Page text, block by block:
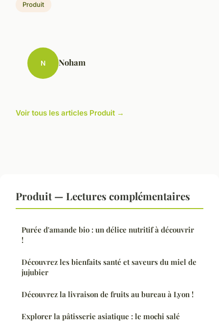
Produit
N Noham
Voir tous les articles Produit →
Produit — Lectures complémentaires
Purée d'amande bio : un délice nutritif à découvrir
!
Découvrez les bienfaits santé et saveurs du miel de
jujubier
Découvrez la livraison de fruits au bureau à Lyon !
Explorer la pâtisserie asiatique : le mochi salé